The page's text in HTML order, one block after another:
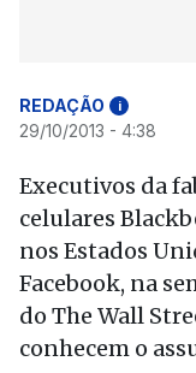
REDAÇÃO i
29/10/2013 - 4:38
Executivos da
celulares
nos Estados
Facebook, na
do The Wall
conhecem o